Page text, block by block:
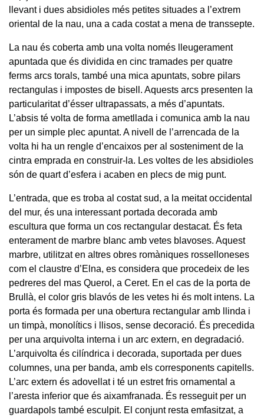
llevant i dues absidioles més petites situades a l’extrem
oriental de la nau, una a cada costat a mena de transsepte.
La nau és coberta amb una volta només lleugerament
apuntada que és dividida en cinc tramades per quatre
ferms arcs torals, també una mica apuntats, sobre pilars
rectangulas i impostes de bisell. Aquests arcs presenten la
particularitat d’ésser ultrapassats, a més d’apuntats.
L’absis té volta de forma ametllada i comunica amb la nau
per un simple plec apuntat. A nivell de l’arrencada de la
volta hi ha un rengle d’encaixos per al sosteniment de la
cintra emprada en construir-la. Les voltes de les absidioles
són de quart d’esfera i acaben en plecs de mig punt.
L’entrada, que es troba al costat sud, a la meitat occidental
del mur, és una interessant portada decorada amb
escultura que forma un cos rectangular destacat. És feta
enterament de marbre blanc amb vetes blavoses. Aquest
marbre, utilitzat en altres obres romàniques rosselloneses
com el claustre d’Elna, es considera que procedeix de les
pedreres del mas Querol, a Ceret. En el cas de la porta de
Brullà, el color gris blavós de les vetes hi és molt intens. La
porta és formada per una obertura rectangular amb llinda i
un timpà, monolítics i llisos, sense decoració. És precedida
per una arquivolta interna i un arc extern, en degradació.
L’arquivolta és cilíndrica i decorada, suportada per dues
columnes, una per banda, amb els corresponents capitells.
L’arc extern és adovellat i té un estret fris ornamental a
l’aresta inferior que és aixamfranada. És resseguit per un
guardapols també esculpit. El conjunt resta emfasitzat, a